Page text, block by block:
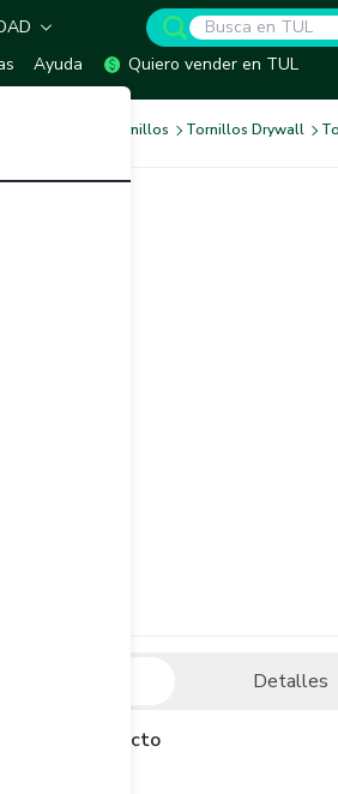
Ayuda Quiero vender en TUL
Tornillos Tornillos Drywall
Detalles
del producto